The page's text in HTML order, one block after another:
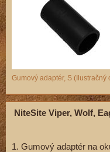
Gumový adaptér, S (Ilustračný
NiteSite Viper, Wolf,
1. Gumový adaptér na